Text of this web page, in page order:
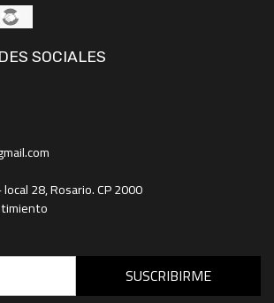
SOCIALES
28, Rosario. CP 2000
SUSCRIBIRME